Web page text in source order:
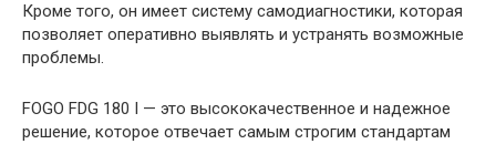
Кроме того, он имеет систему самодиагностики, которая
позволяет оперативно выявлять и устранять возможные
проблемы.
FOGO FDG 180 I — это высококачественное и надежное
решение, которое отвечает самым строгим стандартам